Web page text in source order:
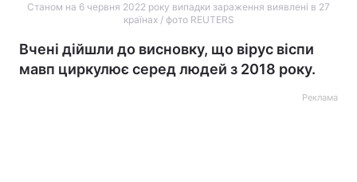
Станом на 6 червня 2022 року випадки зараження виявлені в 27
країнах / фото REUTERS
Вчені дійшли до висновку, що вірус віспи
мавп циркулює серед людей з 2018 року.
Реклама